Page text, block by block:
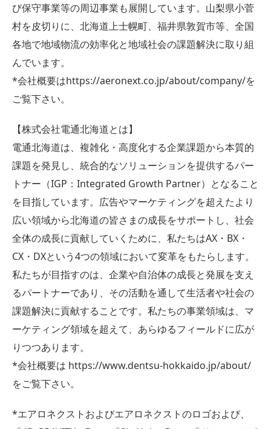
び保守事業等の周辺事業も展開しています。山梨県小菅
村を皮切りに、北海道上士幌町、福井県敦賀市等、全国
各地で地域物流の効率化と地域社会の課題解決に取り組
んでいます。
*会社概要はhttps://aeronext.co.jp/about/company/を
ご覧下さい。
【株式会社電通北海道とは】
電通北海道は、複雑化・高度化する企業課題から本質的
課題を発見し、統合的なソリューションを提供するパー
トナー（IGP：Integrated Growth Partner）となること
を目指しています。広告やマーケティングを超えたより
広い領域から北海道の皆さまの成長をサポートし、社会
全体の成長に貢献していくために、私たちはAX・BX・
CX・DXという4つの領域において変革をもたらします。
私たちが目指すのは、企業や自治体の成長と発展を支え
るパートナーであり、その活動を通して生活者や社会の
課題解決に貢献することです。私たちの事業領域は、マ
ーケティング領域を超えて、あらゆるフィールドに広が
りつつあります。
*会社概要は https://www.dentsu-hokkaido.jp/about/
をご覧下さい。
*エアロネクストおよびエアロネクストのロゴおよび、